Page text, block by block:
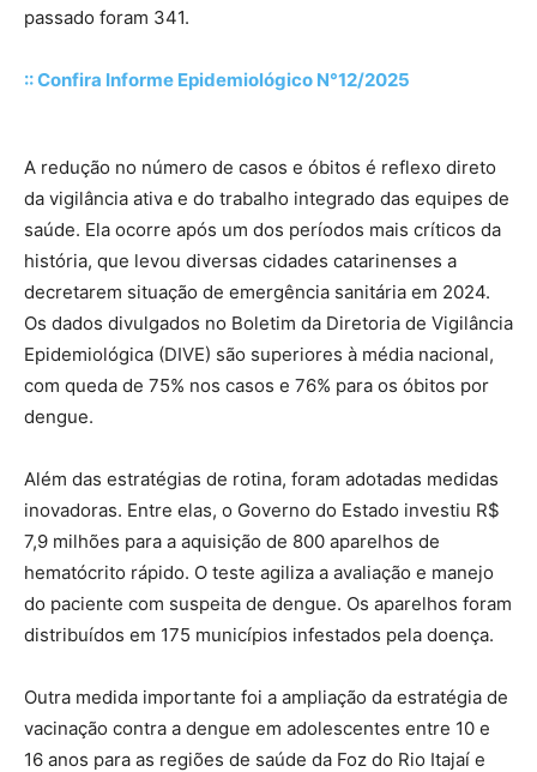
passado foram 341.
:: Confira Informe Epidemiológico N°12/2025
A redução no número de casos e óbitos é reflexo direto
da vigilância ativa e do trabalho integrado das equipes de
saúde. Ela ocorre após um dos períodos mais críticos da
história, que levou diversas cidades catarinenses a
decretarem situação de emergência sanitária em 2024.
Os dados divulgados no Boletim da Diretoria de Vigilância
Epidemiológica (DIVE) são superiores à média nacional,
com queda de 75% nos casos e 76% para os óbitos por
dengue.
Além das estratégias de rotina, foram adotadas medidas
inovadoras. Entre elas, o Governo do Estado investiu R$
7,9 milhões para a aquisição de 800 aparelhos de
hematócrito rápido. O teste agiliza a avaliação e manejo
do paciente com suspeita de dengue. Os aparelhos foram
distribuídos em 175 municípios infestados pela doença.
Outra medida importante foi a ampliação da estratégia de
vacinação contra a dengue em adolescentes entre 10 e
16 anos para as regiões de saúde da Foz do Rio Itajaí e